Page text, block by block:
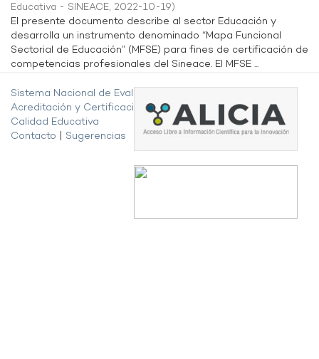
Educativa - SINEACE, 2022-10-19)
El presente documento describe al sector Educación y
desarrolla un instrumento denominado “Mapa Funcional
Sectorial de Educación” (MFSE) para fines de certificación de
competencias profesionales del Sineace. El MFSE ...
Sistema Nacional de Evaluación,
Acreditación y Certificación de la
Calidad Educativa
Contacto
Sugerencias